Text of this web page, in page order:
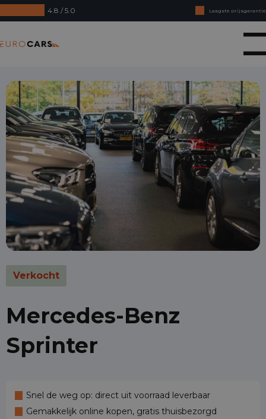
4.8 / 5.0
Laagste prijsgarantie
Online kopen, niet goed geld terug
Financial lease - Soepele acceptatie
Verkocht
Mercedes-Benz
Sprinter
Snel de weg op: direct uit voorraad leverbaar
Gemakkelijk online kopen, gratis thuisbezorgd